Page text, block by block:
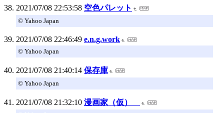
2021/07/08 22:53:58 空色パレット
© Yahoo Japan
2021/07/08 22:46:49 e.n.g.work
© Yahoo Japan
2021/07/08 21:40:14 保存庫
© Yahoo Japan
2021/07/08 21:32:10 漫画家（仮）